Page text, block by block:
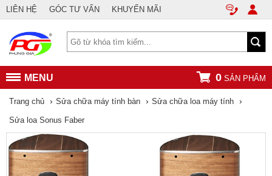
LIÊN HỆ GÓC TƯ VẤN KHUYẾN MÃI
MENU 0 SẢN PHẨM
Trang chủ › Sửa chữa máy tính bàn › Sửa chữa loa máy tính ›
Sửa loa Sonus Faber
Zoom